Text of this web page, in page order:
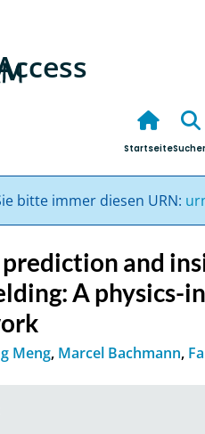
Startseite
bitte immer diesen URN:
and
A physics-
Meng, Marcel Bachmann,